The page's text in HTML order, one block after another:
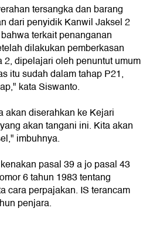
tersangka dan barang
dari penyidik Kanwil Jaksel 2
terkait penanganan
dilakukan pemberkasan
dipelajari oleh penuntut umum
itu sudah dalam tahap P21,
kata Siswanto.
akan diserahkan ke Kejari
akan tangani ini. Kita akan
imbuhnya.
pasal 39 a jo pasal 43
6 tahun 1983 tentang
cara perpajakan. IS terancam
penjara.